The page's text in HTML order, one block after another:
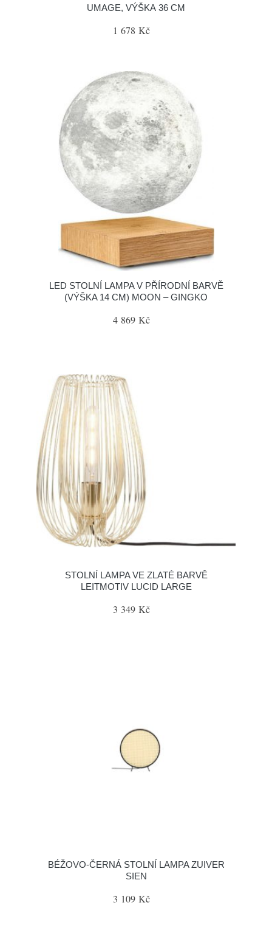
UMAGE, VÝŠKA 36 CM
1 678 Kč
LED STOLNÍ LAMPA V PŘÍRODNÍ BARVĚ
(VÝŠKA 14 CM) MOON – GINGKO
4 869 Kč
STOLNÍ LAMPA VE ZLATÉ BARVĚ
LEITMOTIV LUCID LARGE
3 349 Kč
BÉŽOVO-ČERNÁ STOLNÍ LAMPA ZUIVER
SIEN
3 109 Kč